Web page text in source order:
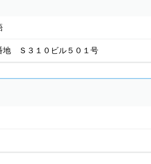
地 Ｓ３１０ビル５０１号